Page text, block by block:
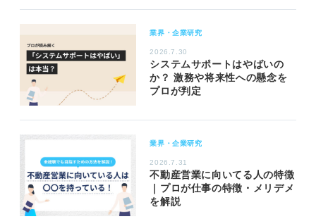
業界・企業研究
2026.7.30
システムサポートはやばいの
か？ 激務や将来性への懸念を
プロが判定
業界・企業研究
2026.7.31
不動産営業に向いてる人の特徴
｜プロが仕事の特徴・メリデメ
を解説